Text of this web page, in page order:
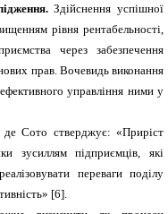
Здійснення успішної
рівня рентабельності,
через забезпечення
прав. Вочевидь виконання
управління ними у
де Сото стверджує: «Приріст
зусиллям підприємців, які
переваги поділу
[6].